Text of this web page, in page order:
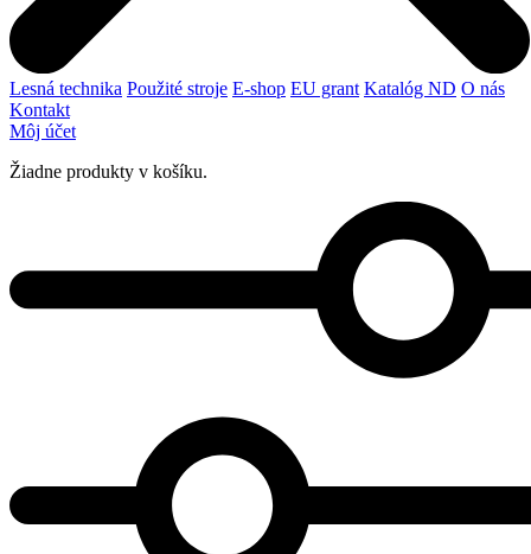
Lesná technika Použité stroje E-shop EU grant Katalóg ND O nás
Kontakt
Môj účet
Žiadne produkty v košíku.